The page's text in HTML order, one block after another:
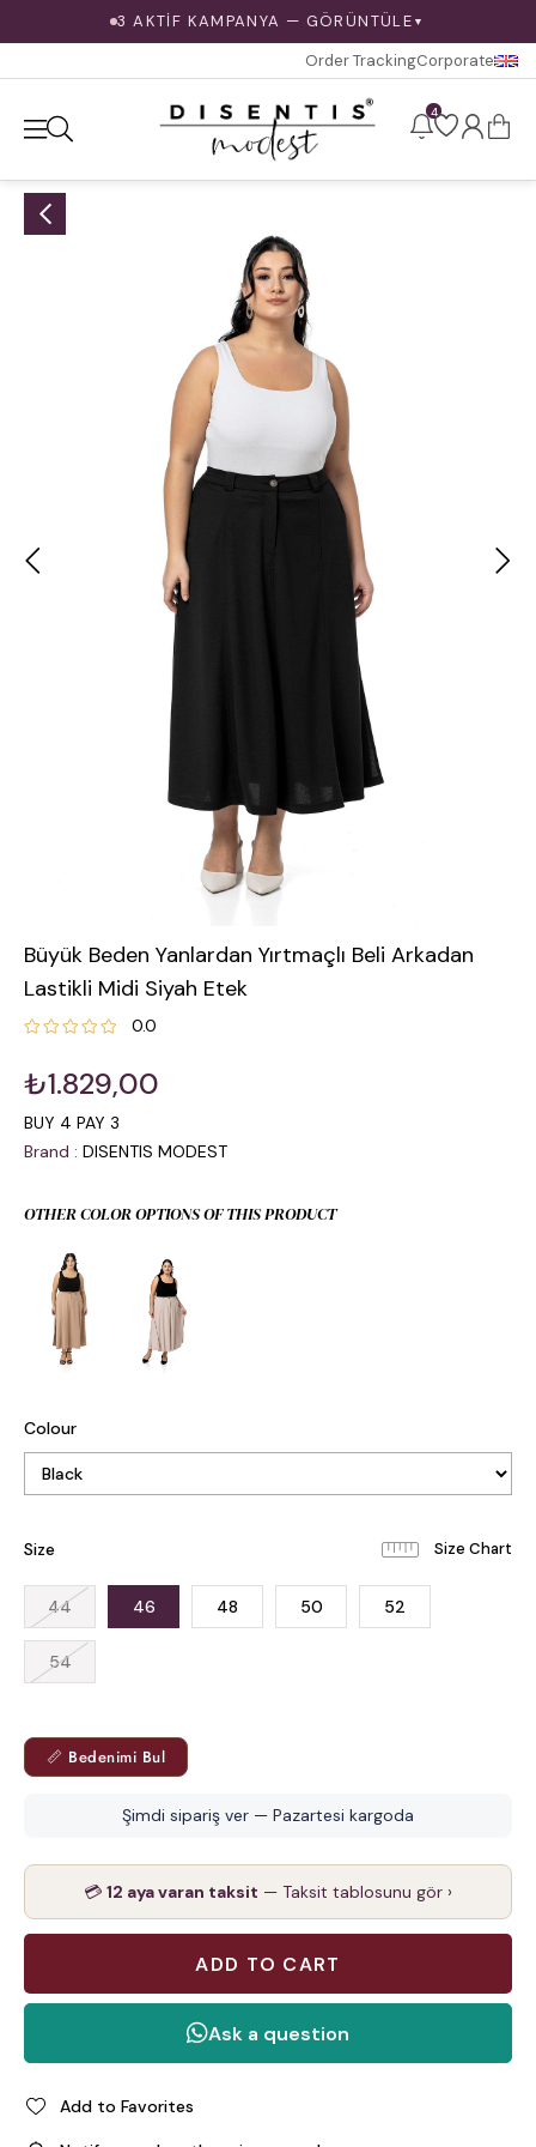
3 AKTİF KAMPANYA — GÖRÜNTÜLE ▼
Order TrackingCorporate
4
Büyük Beden Yanlardan Yırtmaçlı Beli Arkadan
Lastikli Midi Siyah Etek
0.0
₺1.829,00
BUY 4 PAY 3
Brand : DISENTIS MODEST
OTHER COLOR OPTIONS OF THIS PRODUCT
Colour
Size
44 46 48 50 52
54
📏 Bedenimi Bul
Şimdi sipariş ver — Pazartesi kargoda
💳 12 aya varan taksit — Taksit tablosunu gör ›
Add to Favorites